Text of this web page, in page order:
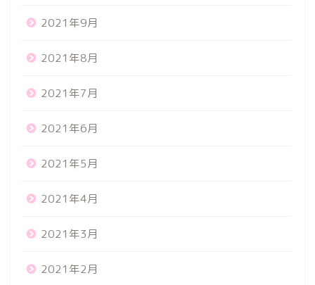
2021年9月
2021年8月
2021年7月
2021年6月
2021年5月
2021年4月
2021年3月
2021年2月